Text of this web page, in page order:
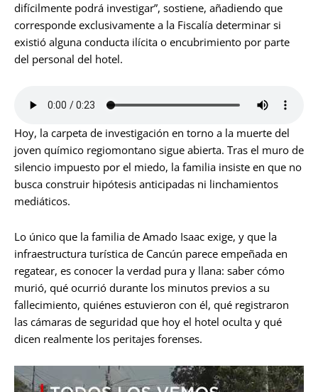
difícilmente podrá investigar”, sostiene, añadiendo que
corresponde exclusivamente a la Fiscalía determinar si
existió alguna conducta ilícita o encubrimiento por parte
del personal del hotel.
Hoy, la carpeta de investigación en torno a la muerte del
joven químico regiomontano sigue abierta. Tras el muro de
silencio impuesto por el miedo, la familia insiste en que no
busca construir hipótesis anticipadas ni linchamientos
mediáticos.
Lo único que la familia de Amado Isaac exige, y que la
infraestructura turística de Cancún parece empeñada en
regatear, es conocer la verdad pura y llana: saber cómo
murió, qué ocurrió durante los minutos previos a su
fallecimiento, quiénes estuvieron con él, qué registraron
las cámaras de seguridad que hoy el hotel oculta y qué
dicen realmente los peritajes forenses.